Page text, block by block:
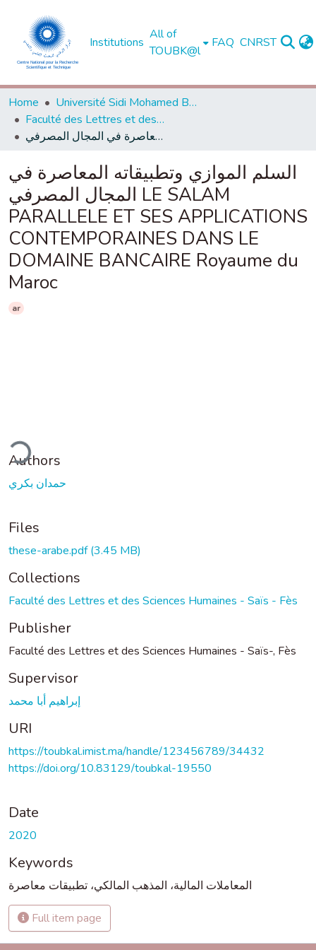
Institutions
All of
TOUBK@l
FAQ CNRST
Home
Université Sidi Mohamed Ben Abdellah de Fès
Faculté des Lettres et des Sciences Humaines - Saïs - Fès
السلم الموازي وتطبيقاته المعاصرة في المجال المصرفي LE SALAM PARALLELE ET SES APPLICATIONS CONTEMPORAINES DANS LE DOMAINE BANCAIRE Royaume du Maroc
السلم الموازي وتطبيقاته المعاصرة في
المجال المصرفي LE SALAM
PARALLELE ET SES APPLICATIONS
CONTEMPORAINES DANS LE
DOMAINE BANCAIRE Royaume du
Maroc
ar
Authors
حمدان بكري
Files
these-arabe.pdf(3.45 MB)
Collections
Faculté des Lettres et des Sciences Humaines - Saïs - Fès
Publisher
Faculté des Lettres et des Sciences Humaines - Saïs-, Fès
Supervisor
إبراهيم أبا محمد
URI
https://toubkal.imist.ma/handle/123456789/34432
https://doi.org/10.83129/toubkal-19550
Date
2020
Keywords
المعاملات المالية، المذهب المالكي، تطبيقات معاصرة
Full item page